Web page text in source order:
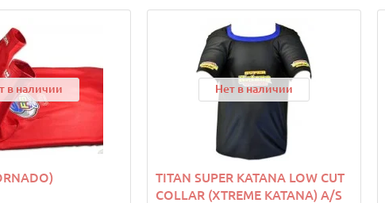
в наличии Нет в наличии
TITAN SUPER KATANA LOW CUT
COLLAR (XTREME KATANA) A/S